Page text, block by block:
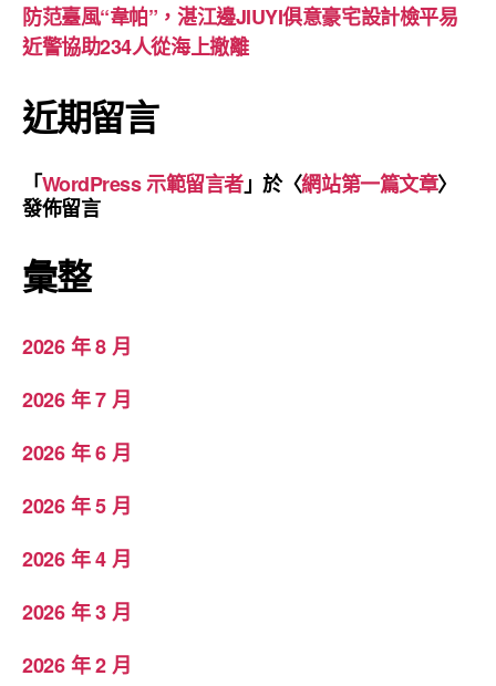
防范臺風“韋帕”，湛江邊JIUYI俱意豪宅設計檢平易
近警協助234人從海上撤離
近期留言
「WordPress 示範留言者」於〈網站第一篇文章〉
發佈留言
彙整
2026 年 8 月
2026 年 7 月
2026 年 6 月
2026 年 5 月
2026 年 4 月
2026 年 3 月
2026 年 2 月